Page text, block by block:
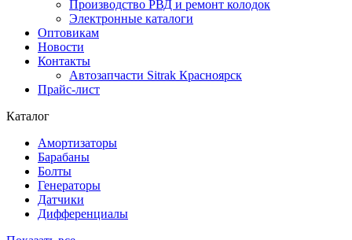
Производство РВД и ремонт колодок
Электронные каталоги
Оптовикам
Новости
Контакты
Автозапчасти Sitrak Красноярск
Прайс-лист
Каталог
Амортизаторы
Барабаны
Болты
Генераторы
Датчики
Дифференциалы